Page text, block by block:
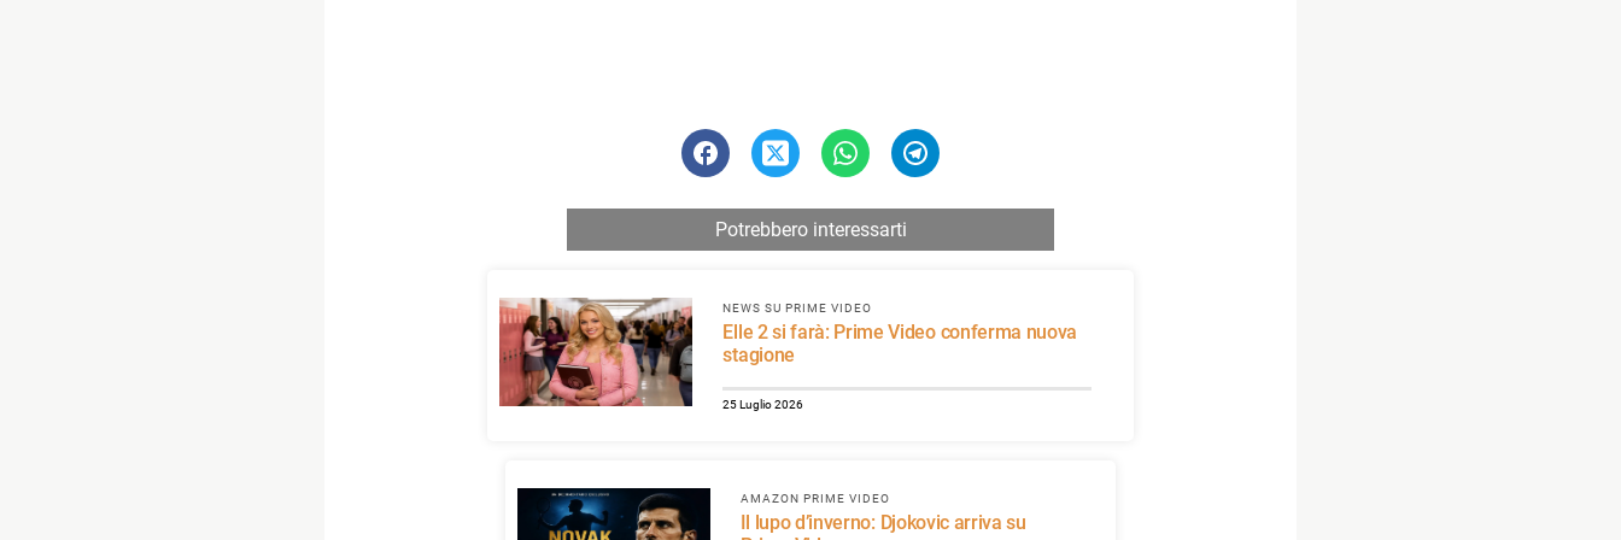
Potrebbero interessarti
NEWS SU PRIME VIDEO
Elle 2 si farà: Prime Video conferma nuova
stagione
25 Luglio 2026
AMAZON PRIME VIDEO
Il lupo d’inverno: Djokovic arriva su